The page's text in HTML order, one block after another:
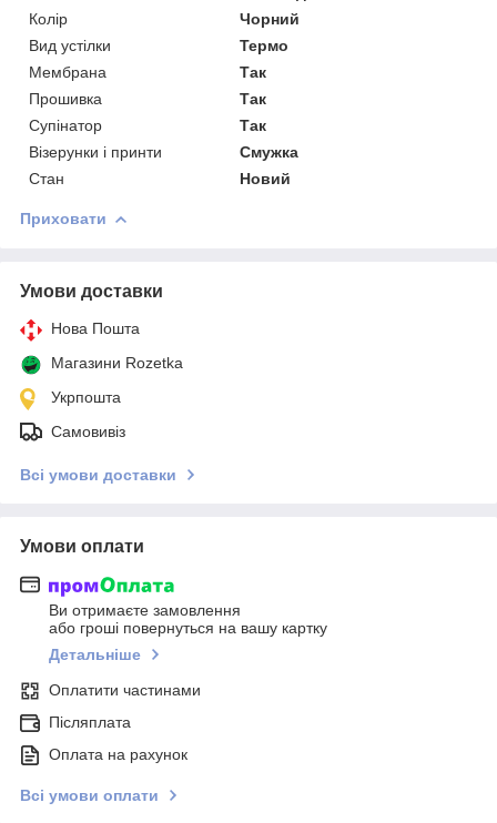
Колір
Чорний
Вид устілки
Термо
Мембрана
Так
Прошивка
Так
Супінатор
Так
Візерунки і принти
Смужка
Стан
Новий
Приховати
Умови доставки
Нова Пошта
Магазини Rozetka
Укрпошта
Самовивіз
Всі умови доставки
Умови оплати
Ви отримаєте замовлення
або гроші повернуться на вашу картку
Детальніше
Оплатити частинами
Післяплата
Оплата на рахунок
Всі умови оплати